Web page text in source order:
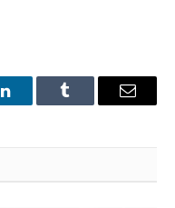
LinkedInTumblr Email